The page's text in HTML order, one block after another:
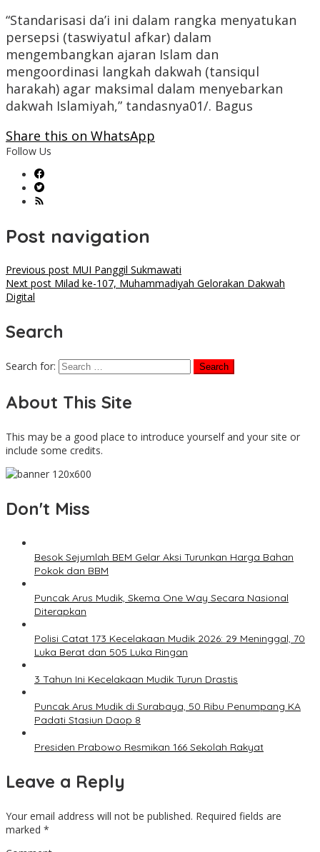
“Standarisasi da’i ini dalam rangka menyatukan
persepsi (taswiyatul afkar) dalam
mengembangkan ajaran Islam dan
mengoordinasi langkah dakwah (tansiqul
harakah) agar maksimal dalam menyebarkan
dakwah Islamiyah,” tandasnya01/. Bagus
Share this on WhatsApp
Follow Us
Post navigation
Previous post MUI Panggil Sukmawati
Next post Milad ke-107, Muhammadiyah Gelorakan Dakwah
Digital
Search
Search for:
About This Site
This may be a good place to introduce yourself and your site or
include some credits.
Don't Miss
Besok Sejumlah BEM Gelar Aksi Turunkan Harga Bahan
Pokok dan BBM
Puncak Arus Mudik, Skema One Way Secara Nasional
Diterapkan
Polisi Catat 173 Kecelakaan Mudik 2026: 29 Meninggal, 70
Luka Berat dan 505 Luka Ringan
3 Tahun Ini Kecelakaan Mudik Turun Drastis
Puncak Arus Mudik di Surabaya, 50 Ribu Penumpang KA
Padati Stasiun Daop 8
Presiden Prabowo Resmikan 166 Sekolah Rakyat
Leave a Reply
Your email address will not be published. Required fields are
marked *